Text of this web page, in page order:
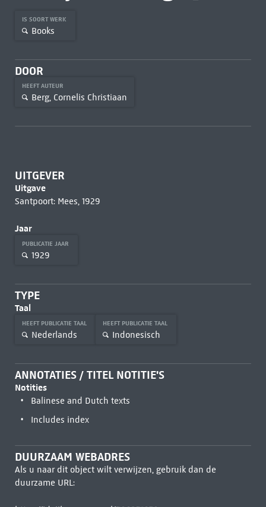
IS SOORT WERK
Books
DOOR
HEEFT AUTEUR
Berg, Cornelis Christiaan
UITGEVER
Uitgave
Santpoort: Mees, 1929
Jaar
PUBLICATIE JAAR
1929
TYPE
Taal
HEEFT PUBLICATIE TAAL
Nederlands
HEEFT PUBLICATIE TAAL
Indonesisch
ANNOTATIES / TITEL NOTITIE'S
Notities
Balinese and Dutch texts
Includes index
DUURZAAM WEBADRES
Als u naar dit object wilt verwijzen, gebruik dan de
duurzame URL: